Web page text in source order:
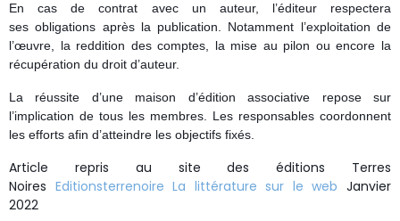
En cas de contrat avec un auteur, l’éditeur respectera
ses obligations après la publication. Notamment l’exploitation de
l’œuvre, la reddition des comptes, la mise au pilon ou encore la
récupération du droit d’auteur.
La réussite d’une maison d’édition associative repose sur
l’implication de tous les membres. Les responsables coordonnent
les efforts afin d’atteindre les objectifs fixés.
Article repris au site des éditions Terres
Noires Editionsterrenoire La littérature sur le web Janvier
2022